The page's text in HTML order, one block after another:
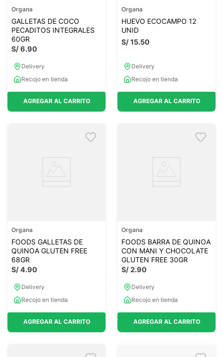
Organa
GALLETAS DE COCO
PECADITOS INTEGRALES
60GR
S/6.90
Delivery
Recojo en tienda
AGREGAR AL CARRITO
Organa
HUEVO ECOCAMPO 12
UNID
S/15.50
Delivery
Recojo en tienda
AGREGAR AL CARRITO
Organa
FOODS GALLETAS DE
QUINOA GLUTEN FREE
68GR
S/4.90
Delivery
Recojo en tienda
AGREGAR AL CARRITO
Organa
FOODS BARRA DE QUINOA
CON MANI Y CHOCOLATE
GLUTEN FREE 30GR
S/2.90
Delivery
Recojo en tienda
AGREGAR AL CARRITO